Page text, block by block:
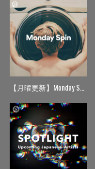
【月曜更新】Monday Spin